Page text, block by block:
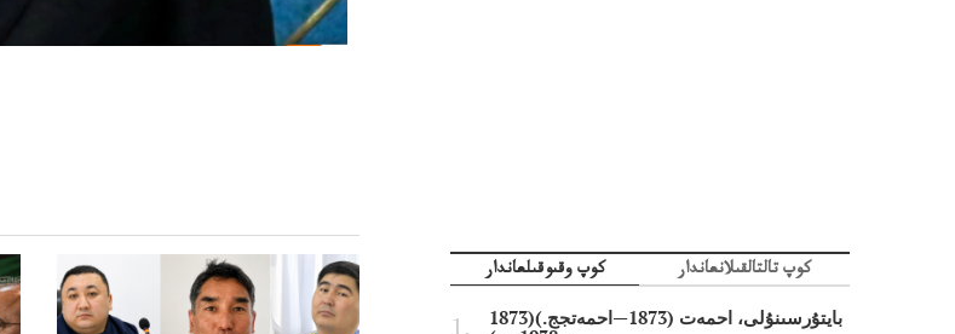
كوپ وقىوقىلعاندار كوپ تالتالقىلانعاندار
بايتۇرسىنۇلى، احمەت (1873—احمەتجج.)(1873